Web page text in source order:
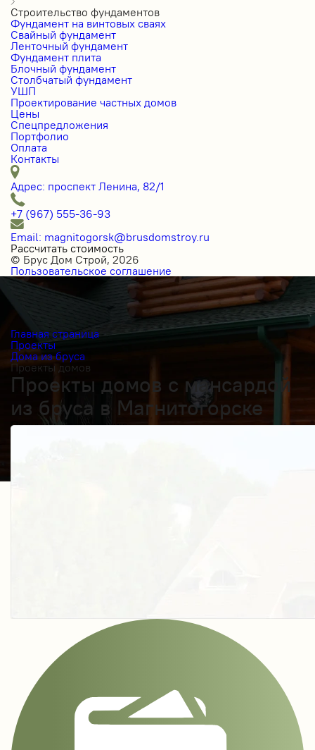
Строительство фундаментов
Фундамент на винтовых сваях
Свайный фундамент
Ленточный фундамент
Фундамент плита
Блочный фундамент
Столбчатый фундамент
УШП
Проектирование частных домов
Цены
Спецпредложения
Портфолио
Оплата
Контакты
Адрес: проспект Ленина, 82/1
+7 (967) 555-36-93
Email: magnitogorsk@brusdomstroy.ru
Рассчитать стоимость
© Брус Дом Строй, 2026
Пользовательское соглашение
Главная страница
Проекты
Дома из бруса
Проекты домов
Проекты домов с мансардой
из бруса в Магнитогорске
Получить косультацию